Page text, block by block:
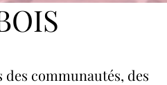
des communautés, des